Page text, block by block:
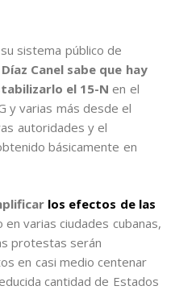
sistema público de
Canel sabe que hay
el 15-N en el
y varias más desde el
autoridades y el
básicamente en
los efectos de las
en varias ciudades cubanas,
protestas serán
en casi medio centenar
cantidad de Estados